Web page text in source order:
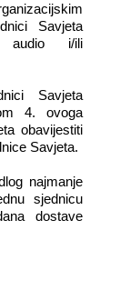
Savjeta
audio i/ili
Savjeta
4. ovoga
obavijestiti
Savjeta.
najmanje
sjednicu
dostave